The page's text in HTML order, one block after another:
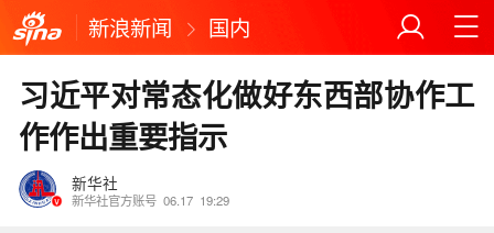
新浪新闻 国内
习近平对常态化做好东西部协作工
作作出重要指示
新华社
新华社官方账号 06.17 19:29